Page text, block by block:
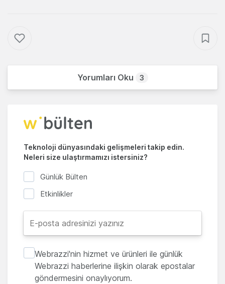
Yorumları Oku 3
Teknoloji dünyasındaki gelişmeleri takip edin.
Neleri size ulaştırmamızı istersiniz?
Günlük Bülten
Etkinlikler
Webrazzi'nin hizmet ve ürünleri ile günlük
Webrazzi haberlerine ilişkin olarak epostalar
göndermesini onaylıyorum.